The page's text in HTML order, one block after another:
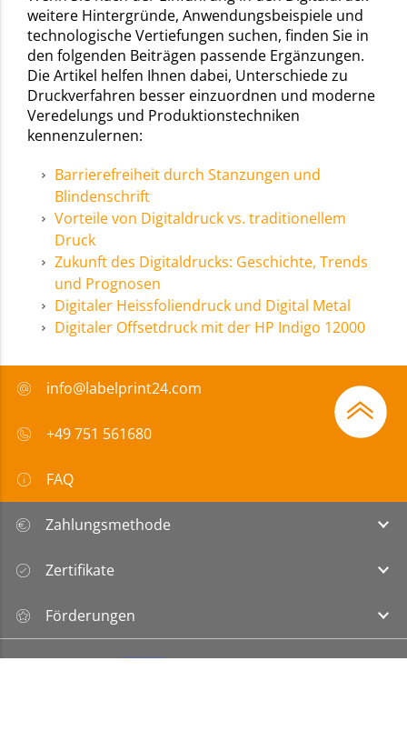
weitere Hintergründe, Anwendungsbeispiele und
technologische Vertiefungen suchen, finden Sie in
den folgenden Beiträgen passende Ergänzungen.
Die Artikel helfen Ihnen dabei, Unterschiede zu
Druckverfahren besser einzuordnen und moderne
Veredelungs und Produktionstechniken
kennenzulernen:
Barrierefreiheit durch Stanzungen und
Blindenschrift
Vorteile von Digitaldruck vs. traditionellem
Druck
Zukunft des Digitaldrucks: Geschichte, Trends
und Prognosen
Digitaler Heissfoliendruck und Digital Metal
Digitaler Offsetdruck mit der HP Indigo 12000
info@labelprint24.com
+49 751 561680
FAQ
Zahlungsmethode
Zertifikate
Förderungen